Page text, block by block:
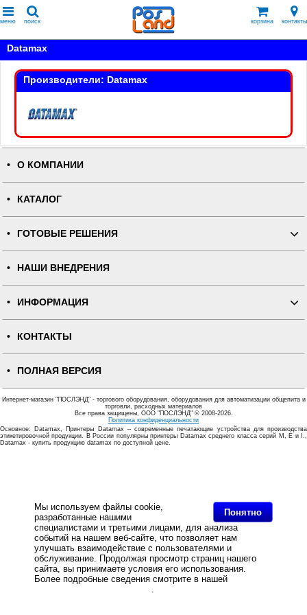
Понятно
Мы используем файлы cookie,
разработанные нашими
специалистами и третьими лицами, для анализа
событий на нашем веб-сайте, что позволяет нам
улучшать взаимодействие с пользователями и
обслуживание. Продолжая просмотр страниц нашего
сайта, вы принимаете условия его использования.
Более подробные сведения смотрите в нашей
.
меню поиск корзина контакты
Datamax
Производители: Datamax
О КОМПАНИИ
КАТАЛОГ
ГОТОВЫЕ РЕШЕНИЯ
НАШИ ВНЕДРЕНИЯ
ИНФОРМАЦИЯ
КОНТАКТЫ
ПОЛНАЯ ВЕРСИЯ
Интернет-магазин "ПОСЛЭНД" - торгового оборудования, оборудования для автоматизации общепита и
торговли, расходных материалов
Все права защищены, ООО "ПОСЛЭНД" © 2008-2026.
Политика конфиденциальности
Основное: Datamax, Принтеры Datamax – современные печатающие устройства для производства
этикетировочной продукции. В России популярны принтеры Datamax среднего класса серий М, E и I.,
Datamax - купить продукцию datamax по доступной цене.